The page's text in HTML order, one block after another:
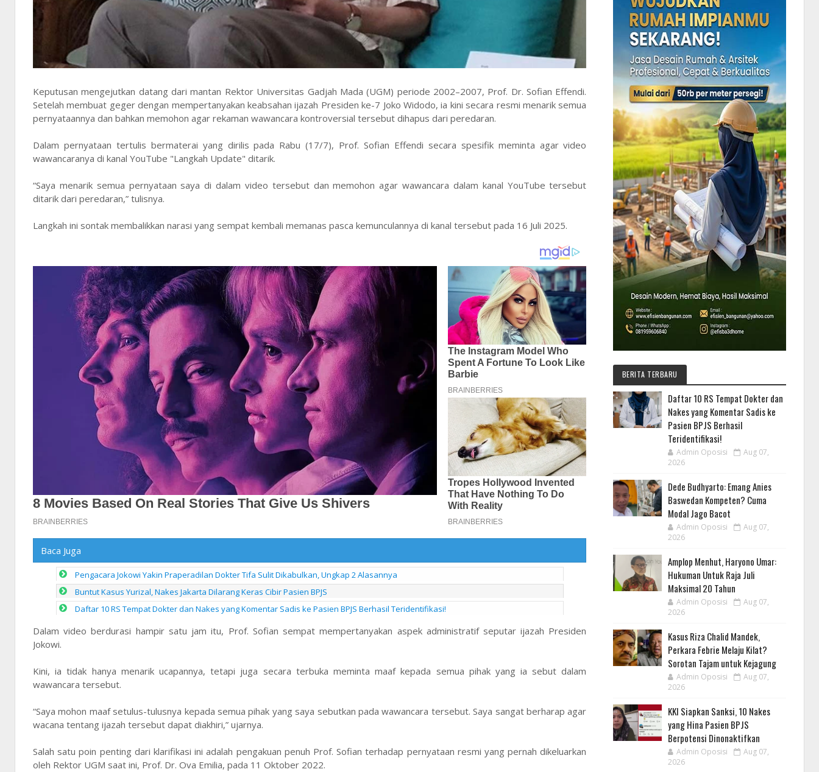
Keputusan mengejutkan datang dari mantan Rektor Universitas Gadjah Mada (UGM) periode 2002–2007, Prof. Dr. Sofian Effendi.
Setelah membuat geger dengan mempertanyakan keabsahan ijazah Presiden ke-7 Joko Widodo, ia kini secara resmi menarik semua
pernyataannya dan bahkan memohon agar rekaman wawancara kontroversial tersebut dihapus dari peredaran.
Dalam pernyataan tertulis bermaterai yang dirilis pada Rabu (17/7), Prof. Sofian Effendi secara spesifik meminta agar video
wawancaranya di kanal YouTube "Langkah Update" ditarik.
“Saya menarik semua pernyataan saya di dalam video tersebut dan memohon agar wawancara dalam kanal YouTube tersebut
ditarik dari peredaran,” tulisnya.
Langkah ini sontak membalikkan narasi yang sempat kembali memanas pasca kemunculannya di kanal tersebut pada 16 Juli 2025.
Baca Juga
Pengacara Jokowi Yakin Praperadilan Dokter Tifa Sulit Dikabulkan, Ungkap 2 Alasannya
Buntut Kasus Yurizal, Nakes Jakarta Dilarang Keras Cibir Pasien BPJS
Daftar 10 RS Tempat Dokter dan Nakes yang Komentar Sadis ke Pasien BPJS Berhasil Teridentifikasi!
Dalam video berdurasi hampir satu jam itu, Prof. Sofian sempat mempertanyakan aspek administratif seputar ijazah Presiden
Jokowi.
Kini, ia tidak hanya menarik ucapannya, tetapi juga secara terbuka meminta maaf kepada semua pihak yang ia sebut dalam
wawancara tersebut.
“Saya mohon maaf setulus-tulusnya kepada semua pihak yang saya sebutkan pada wawancara tersebut. Saya sangat berharap agar
wacana tentang ijazah tersebut dapat diakhiri,” ujarnya.
Salah satu poin penting dari klarifikasi ini adalah pengakuan penuh Prof. Sofian terhadap pernyataan resmi yang pernah dikeluarkan
oleh Rektor UGM saat ini, Prof. Dr. Ova Emilia, pada 11 Oktober 2022.
BERITA TERBARU
Daftar 10 RS Tempat Dokter dan
Nakes yang Komentar Sadis ke
Pasien BPJS Berhasil
Teridentifikasi!
Admin Oposisi
Aug 07,
2026
Dede Budhyarto: Emang Anies
Baswedan Kompeten? Cuma
Modal Jago Bacot
Admin Oposisi
Aug 07,
2026
Amplop Menhut, Haryono Umar:
Hukuman Untuk Raja Juli
Maksimal 20 Tahun
Admin Oposisi
Aug 07,
2026
Kasus Riza Chalid Mandek,
Perkara Febrie Melaju Kilat?
Sorotan Tajam untuk Kejagung
Admin Oposisi
Aug 07,
2026
KKI Siapkan Sanksi, 10 Nakes
yang Hina Pasien BPJS
Berpotensi Dinonaktifkan
Admin Oposisi
Aug 07,
2026